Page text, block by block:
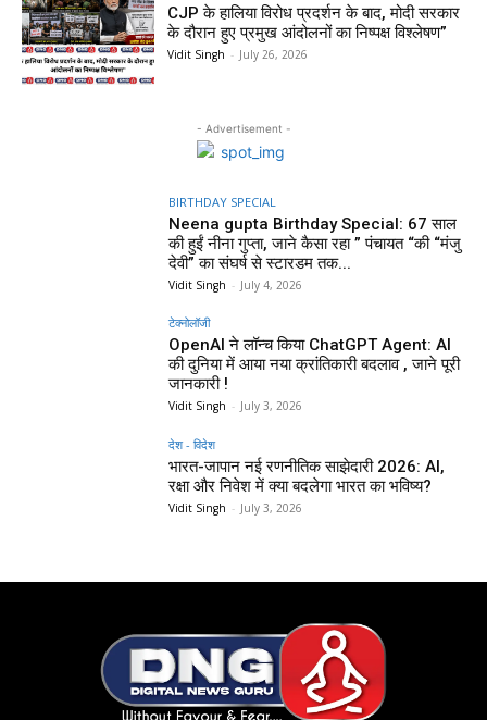
CJP के हालिया विरोध प्रदर्शन के बाद, मोदी सरकार
के दौरान हुए प्रमुख आंदोलनों का निष्पक्ष विश्लेषण”
Vidit Singh - July 26, 2026
- Advertisement -
BIRTHDAY SPECIAL
Neena gupta Birthday Special: 67 साल
की हुईं नीना गुप्ता, जाने कैसा रहा ” पंचायत “की “मंजु
देवी” का संघर्ष से स्टारडम तक...
Vidit Singh - July 4, 2026
टेक्नोलॉजी
OpenAI ने लॉन्च किया ChatGPT Agent: AI
की दुनिया में आया नया क्रांतिकारी बदलाव , जाने पूरी
जानकारी !
Vidit Singh - July 3, 2026
देश - विदेश
भारत-जापान नई रणनीतिक साझेदारी 2026: AI,
रक्षा और निवेश में क्या बदलेगा भारत का भविष्य?
Vidit Singh - July 3, 2026